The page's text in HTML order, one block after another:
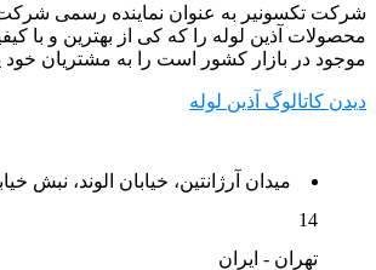
شرکت تکسونیر به عنوان نماینده رسمی شرکت
محصولات آذین لوله را که کی از بهترین و با
موجود در بازار کشور است را به مشتریان خود
دیدن کاتالوگ آذین لوله
14
تهران - ایران